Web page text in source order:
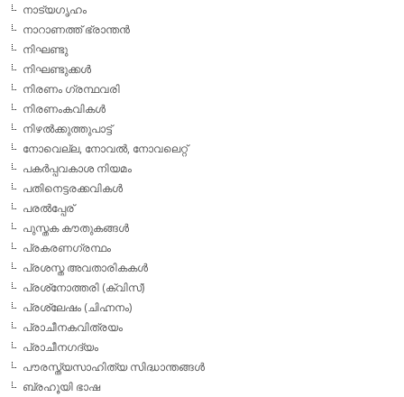
നാട്യഗൃഹം
നാറാണത്ത് ഭ്രാന്തന്‍
നിഘണ്ടു
നിഘണ്ടുക്കള്‍
നിരണം ഗ്രന്ഥവരി
നിരണംകവികള്‍
നിഴല്‍ക്കുത്തുപാട്ട്
നോവെല്ല, നോവല്‍, നോവലെറ്റ്
പകര്‍പ്പവകാശ നിയമം
പതിനെട്ടരക്കവികള്‍
പരല്‍പ്പേര്
പുസ്തക കൗതുകങ്ങള്‍
പ്രകരണഗ്രന്ഥം
പ്രശസ്ത അവതാരികകള്‍
പ്രശ്‌നോത്തരി (ക്വിസ്)
പ്രശ്ലേഷം (ചിഹ്നനം)
പ്രാചീനകവിത്രയം
പ്രാചീനഗദ്യം
പൗരസ്ത്യസാഹിത്യ സിദ്ധാന്തങ്ങള്‍
ബ്രഹൂയി ഭാഷ